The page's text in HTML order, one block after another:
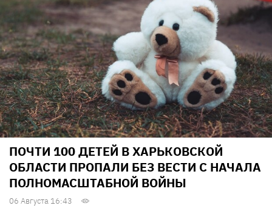
ПОЧТИ 100 ДЕТЕЙ В ХАРЬКОВСКОЙ
ОБЛАСТИ ПРОПАЛИ БЕЗ ВЕСТИ С НАЧАЛА
ПОЛНОМАСШТАБНОЙ ВОЙНЫ
06 Августа 16:43